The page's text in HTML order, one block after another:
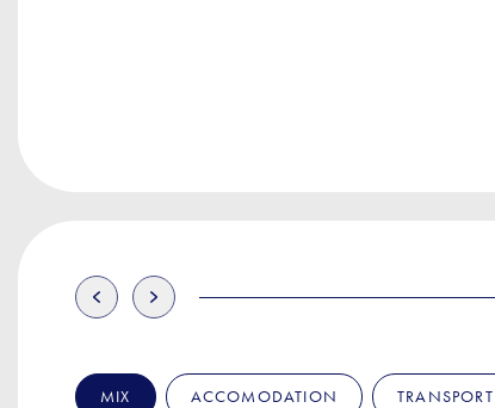
MIX ACCOMODATION TRANSPORT